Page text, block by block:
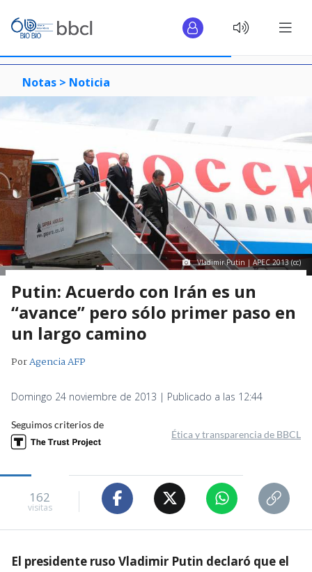
Notas > Noticia
Vladimir Putin | APEC 2013 (cc)
Putin: Acuerdo con Irán es un
“avance” pero sólo primer paso en
un largo camino
PorAgencia AFP
Domingo 24 noviembre de 2013 | Publicado a las 12:44
Seguimos criterios de
Ética y transparencia de BBCL
162
visitas
El presidente ruso Vladimir Putin declaró que el